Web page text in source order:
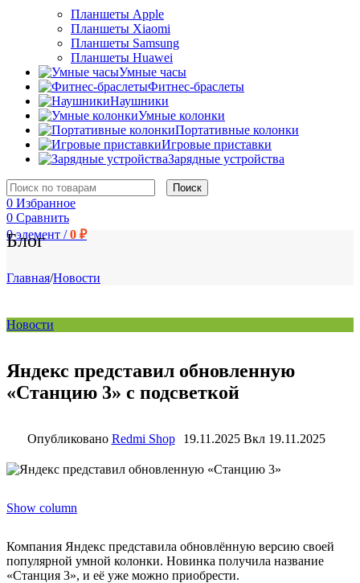
Планшеты Apple
Планшеты Xiaomi
Планшеты Samsung
Планшеты Huawei
Умные часы
Фитнес-браслеты
Наушники
Умные колонки
Портативные колонки
Игровые приставки
Зарядные устройства
Поиск
0 Избранное
0 Сравнить
0элемент / 0 ₽
Блог
Главная/Новости
Новости
Яндекс представил обновленную
«Станцию 3» с подсветкой
Опубликовано Redmi Shop 19.11.2025 Вкл 19.11.2025
Show column
Компания Яндекс представила обновлённую версию своей
популярной умной колонки. Новинка получила название
«Станция 3», и её уже можно приобрести.